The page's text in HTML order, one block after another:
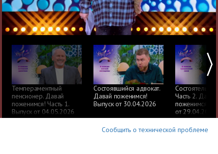
Темпераментный
пенсионер. Давай
поженимся! Часть 1.
Выпуск от 04.05.2026
Состоявшийся адвокат.
Давай поженимся!
Выпуск от 30.04.2026
Часть 2. Давай
поженимся!
от 29.04.2026
Сообщить о технической проблеме